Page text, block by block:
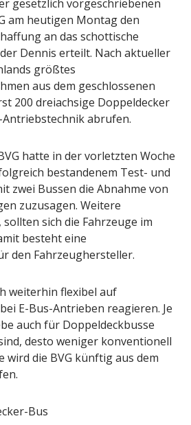
gesetzlich vorgeschriebenen
am heutigen Montag den
an das schottische
Dennis erteilt. Nach aktueller
größtes
aus dem geschlossenen
200 dreiachsige Doppeldecker
abrufen.
hatte in der vorletzten Woche
bestandenem Test- und
zwei Bussen die Abnahme von
zuzusagen. Weitere
sich die Fahrzeuge im
besteht eine
den Fahrzeughersteller.
weiterhin flexibel auf
E-Bus-Antrieben reagieren. Je
auch für Doppeldeckbusse
desto weniger konventionell
wird die BVG künftig aus dem